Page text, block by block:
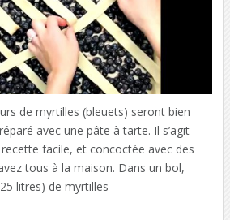
de myrtilles (bleuets) seront bien
avec une pâte à tarte. Il s’agit
facile, et concoctée avec des
tous à la maison. Dans un bol,
litres) de myrtilles